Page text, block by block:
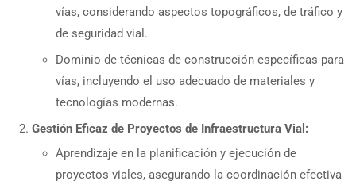
vías, considerando aspectos topográficos, de tráfico y
de seguridad vial.
Dominio de técnicas de construcción específicas para
vías, incluyendo el uso adecuado de materiales y
tecnologías modernas.
Gestión Eficaz de Proyectos de Infraestructura Vial:
Aprendizaje en la planificación y ejecución de
proyectos viales, asegurando la coordinación efectiva